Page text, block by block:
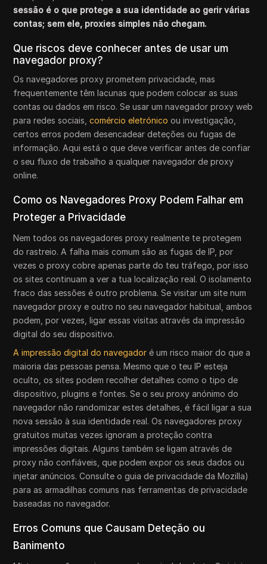
sessão é o que protege a sua identidade ao gerir várias
contas; sem ele, proxies simples não chegam.
Que riscos deve conhecer antes de usar um
navegador proxy?
Os navegadores proxy prometem privacidade, mas
frequentemente têm lacunas que podem colocar as suas
contas ou dados em risco. Se usar um navegador proxy web
para redes sociais,comércio eletrónico ou investigação,
certos erros podem desencadear deteções ou fugas de
informação. Aqui está o que deve verificar antes de confiar
o seu fluxo de trabalho a qualquer navegador de proxy
online.
Como os Navegadores Proxy Podem Falhar em
Proteger a Privacidade
Nem todos os navegadores proxy realmente te protegem
do rastreio. A falha mais comum são as fugas de IP, por
vezes o proxy cobre apenas parte do teu tráfego, por isso
os sites continuam a ver a tua localização real. O isolamento
fraco das sessões é outro problema. Se visitar um site num
navegador proxy e outro no seu navegador habitual, ambos
podem, por vezes, ligar essas visitas através da impressão
digital do seu dispositivo.
A impressão digital do navegador é um risco maior do que a
maioria das pessoas pensa. Mesmo que o teu IP esteja
oculto, os sites podem recolher detalhes como o tipo de
dispositivo, plugins e fontes. Se o seu proxy anónimo do
navegador não randomizar estes detalhes, é fácil ligar a sua
nova sessão à sua identidade real. Os navegadores proxy
gratuitos muitas vezes ignoram a proteção contra
impressões digitais. Alguns também se ligam através de
proxy não confiáveis, que podem expor os seus dados ou
injetar anúncios. Consulte o guia de privacidade da Mozilla)
para as armadilhas comuns nas ferramentas de privacidade
baseadas no navegador.
Erros Comuns que Causam Deteção ou
Banimento